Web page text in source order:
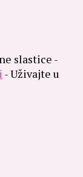
slastice -
- Uživajte u